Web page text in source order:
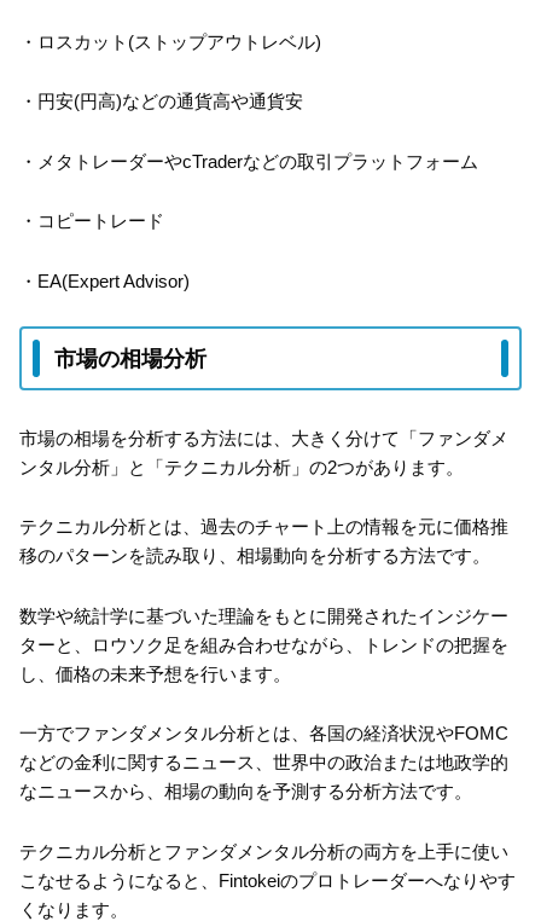
・ロスカット(ストップアウトレベル)
・円安(円高)などの通貨高や通貨安
・メタトレーダーやcTraderなどの取引プラットフォーム
・コピートレード
・EA(Expert Advisor)
市場の相場分析
市場の相場を分析する方法には、大きく分けて「ファンダメ
ンタル分析」と「テクニカル分析」の2つがあります。
テクニカル分析とは、過去のチャート上の情報を元に価格推
移のパターンを読み取り、相場動向を分析する方法です。
数学や統計学に基づいた理論をもとに開発されたインジケー
ターと、ロウソク足を組み合わせながら、トレンドの把握を
し、価格の未来予想を行います。
一方でファンダメンタル分析とは、各国の経済状況やFOMC
などの金利に関するニュース、世界中の政治または地政学的
なニュースから、相場の動向を予測する分析方法です。
テクニカル分析とファンダメンタル分析の両方を上手に使い
こなせるようになると、Fintokeiのプロトレーダーへなりやす
くなります。